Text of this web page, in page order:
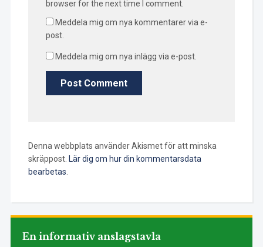
En informativ anslagstavla
browser for the next time I comment.
Meddela mig om nya kommentarer via e-
post.
Meddela mig om nya inlägg via e-post.
Denna webbplats använder Akismet för att minska
skräppost. Lär dig om hur din kommentarsdata
bearbetas